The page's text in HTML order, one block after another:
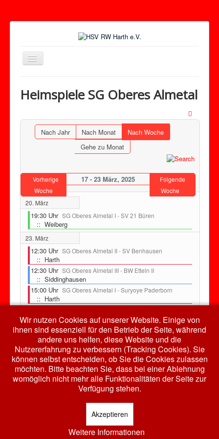
Toggle
Navigation
Heimspiele SG Oberes Almetal
Nach Jahr Nach Monat
Nach Woche
Gehe zu Monat
Vorherige
Woche
17 - 23 März, 2025
Folgende
Woche
20. März
19:30 Uhr SG Oberes Almetal I - SV 21 Büren
:: Weiberg
23. März
12:30 Uhr SG Oberes Almetal II - SV Benhausen
:: Harth
12:30 Uhr SG Oberes Almetal III - BW Etteln II
:: Siddinghausen
15:00 Uhr SG Oberes Almetal I - Suryoye Paderborn
:: Harth
Auch bei Facebook...
© 2026 HSV RW Harth e.V.
Wir nutzen Cookies auf unserer Website. Einige von
ihnen sind essenziell für den Betrieb der Seite, während
andere uns helfen, diese Website und die
Nutzererfahrung zu verbessern (Tracking Cookies). Sie
können selbst entscheiden, ob Sie die Cookies zulassen
möchten. Bitte beachten Sie, dass bei einer Ablehnung
womöglich nicht mehr alle Funktionalitäten der Seite zur
Verfügung stehen.
Akzeptieren
Weitere Informationen